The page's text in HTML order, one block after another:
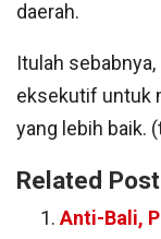
daerah.
Itulah
eksekutif untuk
yang lebih baik.
Related
Anti-Bali,